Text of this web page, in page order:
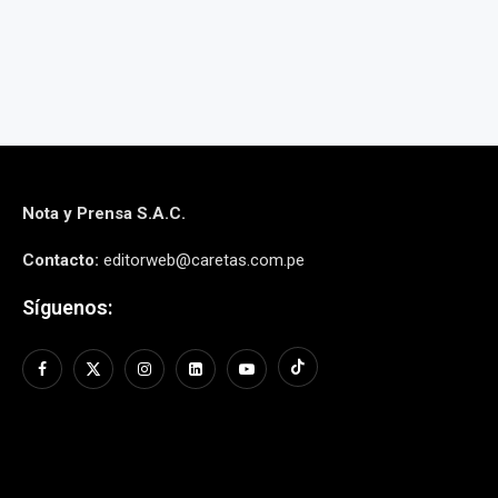
Nota y Prensa S.A.C.
Contacto: editorweb@caretas.com.pe
Síguenos: